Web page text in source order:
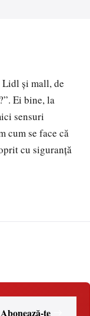
Lidl și mall, de
Ei bine, la
sensuri
cum se face că
cu siguranță
Abonează-te